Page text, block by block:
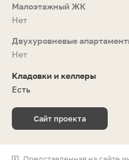
Малоэтажный ЖК
Нет
Двухуровневые
Нет
Кладовки и келлеры
Есть
Сайт проекта